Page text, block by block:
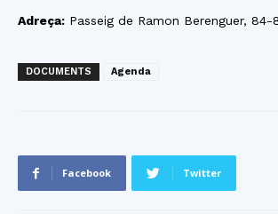
Adreça: Passeig de Ramon Berenguer,
DOCUMENTS Agenda
Facebook Twitter